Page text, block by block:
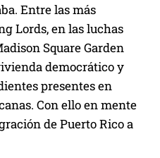
Entre las más
Lords, en las luchas
Square Garden
democrático y
presentes en
Con ello en mente
de Puerto Rico a